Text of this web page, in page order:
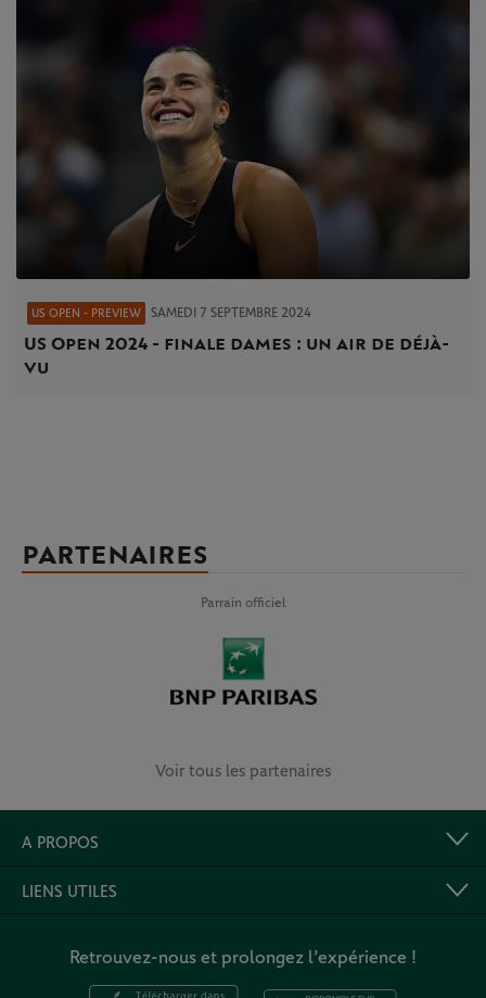
US OPEN - PREVIEW SAMEDI 7 SEPTEMBRE 2024
US Open 2024 - finale dames : un air de déjà-
vu
PARTENAIRES
Parrain officiel
Voir tous les partenaires
A PROPOS
LIENS UTILES
Retrouvez-nous et prolongez l’expérience !